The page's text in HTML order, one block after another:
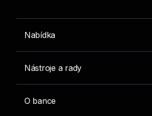
Nabídka
Nástroje a rady
O bance